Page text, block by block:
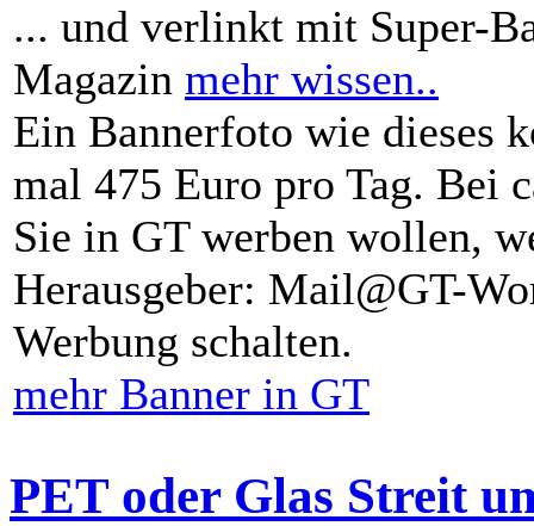
... und verlinkt mit Super-
Magazin mehr wissen..
Ein Bannerfoto wie dieses
mal 475 Euro pro Tag. Bei
Sie in GT werben wollen,
Herausgeber: Mail@GT-
Werbung schalten.
mehr Banner in GT
PET oder Glas Streit